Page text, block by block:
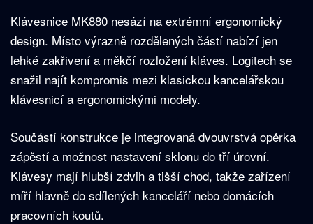
Klávesnice MK880 nesází na extrémní ergonomický
design. Místo výrazně rozdělených částí nabízí jen
lehké zakřivení a měkčí rozložení kláves. Logitech se
snažil najít kompromis mezi klasickou kancelářskou
klávesnicí a ergonomickými modely.
Součástí konstrukce je integrovaná dvouvrstvá opěrka
zápěstí a možnost nastavení sklonu do tří úrovní.
Klávesy mají hlubší zdvih a tišší chod, takže zařízení
míří hlavně do sdílených kanceláří nebo domácích
pracovních koutů.